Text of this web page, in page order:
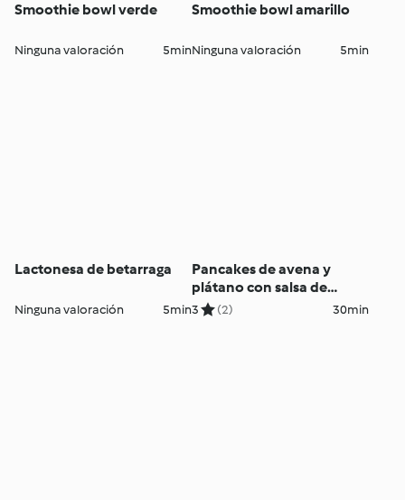
Smoothie bowl verde
Ninguna valoración 5min
Smoothie bowl amarillo
Ninguna valoración 5min
Lactonesa de betarraga
Ninguna valoración 5min
Pancakes de avena y
plátano con salsa de
arándanos
3 (2) 30min